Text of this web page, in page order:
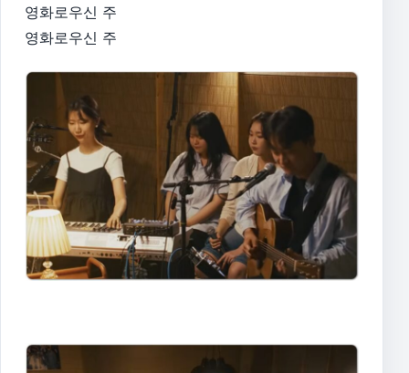
영화로우신 주
영화로우신 주